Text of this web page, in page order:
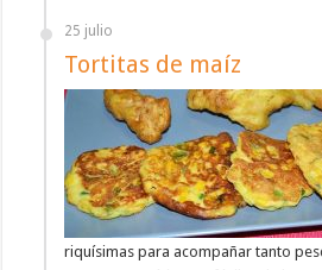
25 julio
Tortitas de maíz
riquísimas para acompañar tanto